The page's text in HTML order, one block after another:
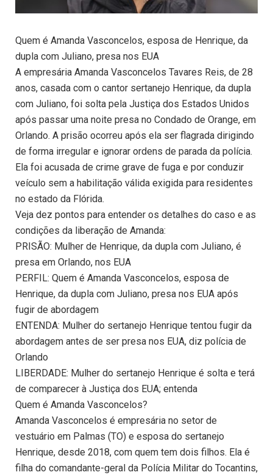
Quem é Amanda Vasconcelos, esposa de Henrique, da
dupla com Juliano, presa nos EUA
A empresária Amanda Vasconcelos Tavares Reis, de 28
anos, casada com o cantor sertanejo Henrique, da dupla
com Juliano, foi solta pela Justiça dos Estados Unidos
após passar uma noite presa no Condado de Orange, em
Orlando. A prisão ocorreu após ela ser flagrada dirigindo
de forma irregular e ignorar ordens de parada da polícia.
Ela foi acusada de crime grave de fuga e por conduzir
veículo sem a habilitação válida exigida para residentes
no estado da Flórida.
Veja dez pontos para entender os detalhes do caso e as
condições da liberação de Amanda:
PRISÃO: Mulher de Henrique, da dupla com Juliano, é
presa em Orlando, nos EUA
PERFIL: Quem é Amanda Vasconcelos, esposa de
Henrique, da dupla com Juliano, presa nos EUA após
fugir de abordagem
ENTENDA: Mulher do sertanejo Henrique tentou fugir da
abordagem antes de ser presa nos EUA, diz polícia de
Orlando
LIBERDADE: Mulher do sertanejo Henrique é solta e terá
de comparecer à Justiça dos EUA; entenda
Quem é Amanda Vasconcelos?
Amanda Vasconcelos é empresária no setor de
vestuário em Palmas (TO) e esposa do sertanejo
Henrique, desde 2018, com quem tem dois filhos. Ela é
filha do comandante-geral da Polícia Militar do Tocantins,